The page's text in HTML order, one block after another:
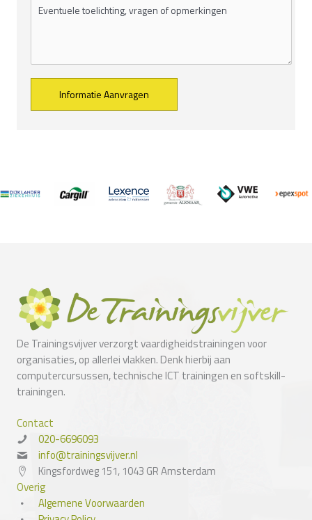
De Trainingsvijver verzorgt vaardigheidstrainingen voor
organisaties, op allerlei vlakken. Denk hierbij aan
computercursussen, technische ICT trainingen en softskill-
trainingen.
Contact
020-6696093
info@trainingsvijver.nl
Kingsfordweg 151, 1043 GR Amsterdam
Overig
Algemene Voorwaarden